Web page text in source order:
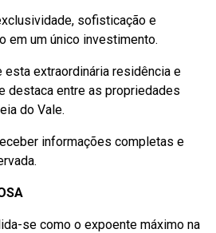
sofisticação e
em um único investimento.
esta extraordinária residência e
destaca entre as propriedades
do Vale.
informações completas e
se como o expoente máximo na